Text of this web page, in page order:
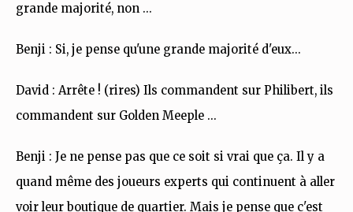
grande majorité, non ...
Benji : Si, je pense qu'une grande majorité d'eux...
David : Arrête ! (rires) Ils commandent sur Philibert, ils
commandent sur Golden Meeple ...
Benji : Je ne pense pas que ce soit si vrai que ça. Il y a
quand même des joueurs experts qui continuent à aller
voir leur boutique de quartier. Mais je pense que c'est